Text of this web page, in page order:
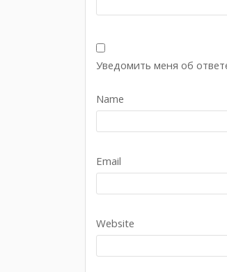
Уведомить меня об
Name
Email
Website